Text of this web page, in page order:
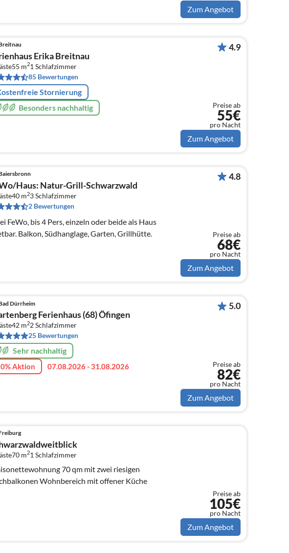
Zum Angebot
Erika Breitnau
55 m21 Schlafzimmer
85 Bewertungen
Stornierung
Besonders nachhaltig
4.9
Preise ab
55€
pro Nacht
Zum Angebot
Haus: Natur-Grill-Schwarzwald
40 m23Schlafzimmer
2 Bewertungen
FeWo, bis 4 Pers, einzeln oder beide als Haus
Balkon, Südhanglage, Garten, Grillhütte.
4.8
Preise ab
68€
pro Nacht
Zum Angebot
Dürrheim
Ferienhaus (68) Öfingen
42 m22Schlafzimmer
25 Bewertungen
Sehr nachhaltig
Aktion 07.08.2026 - 31.08.2026
5.0
Preise ab
82€
pro Nacht
Zum Angebot
70 m21 Schlafzimmer
70 qm mit zwei riesigen
Wohnbereich mit offener Küche
Preise ab
105€
pro Nacht
Zum Angebot